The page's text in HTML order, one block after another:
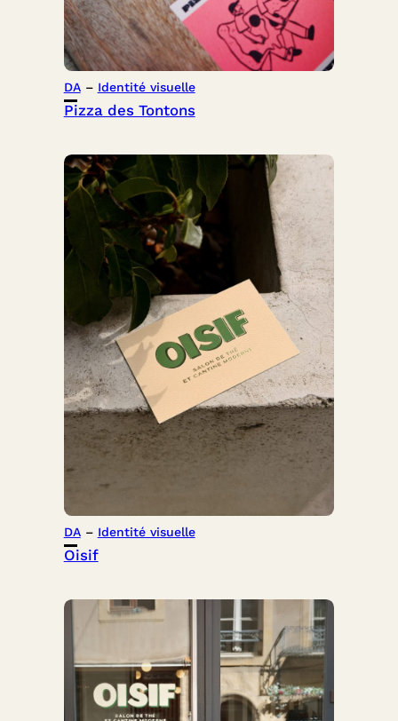
DA – Identité visuelle
Pizza des Tontons
DA – Identité visuelle
Oisif